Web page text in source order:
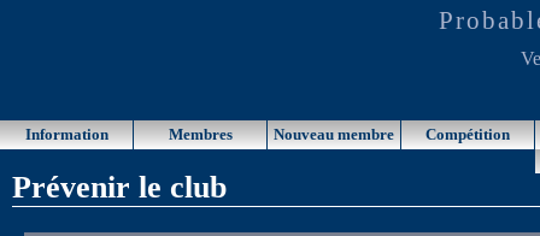
Information Membres Nouveau membre Compétition
Prévenir le club